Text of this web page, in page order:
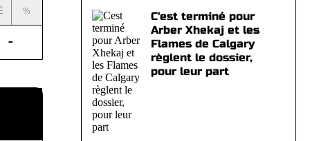
%
-
C'est terminé pour
Arber Xhekaj et les
Flames de Calgary
règlent le dossier,
pour leur part